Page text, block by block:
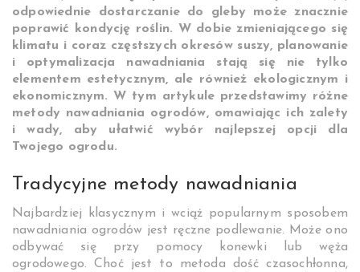
odpowiednie dostarczanie do gleby może znacznie
poprawić kondycję roślin. W dobie zmieniającego się
klimatu i coraz częstszych okresów suszy, planowanie
i optymalizacja nawadniania stają się nie tylko
elementem estetycznym, ale również ekologicznym i
ekonomicznym. W tym artykule przedstawimy różne
metody nawadniania ogrodów, omawiając ich zalety
i wady, aby ułatwić wybór najlepszej opcji dla
Twojego ogrodu.
Tradycyjne metody nawadniania
Najbardziej klasycznym i wciąż popularnym sposobem
nawadniania ogrodów jest ręczne podlewanie. Może ono
odbywać się przy pomocy konewki lub węża
ogrodowego. Choć jest to metoda dość czasochłonna,